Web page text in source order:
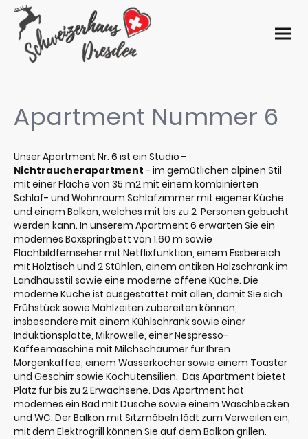
Apartment Nummer 6
Unser Apartment Nr. 6 ist ein Studio -
Nichtraucherapartment - im gemütlichen alpinen Stil
mit einer Fläche von 35 m2 mit einem kombinierten
Schlaf- und Wohnraum Schlafzimmer mit eigener Küche
und einem Balkon, welches mit bis zu 2 Personen gebucht
werden kann. In unserem Apartment 6 erwarten Sie ein
modernes Boxspringbett von 1.60 m sowie
Flachbildfernseher mit Netflixfunktion, einem Essbereich
mit Holztisch und 2 Stühlen, einem antiken Holzschrank im
Landhausstil sowie eine moderne offene Küche. Die
moderne Küche ist ausgestattet mit allen, damit Sie sich
Frühstück sowie Mahlzeiten zubereiten können,
insbesondere mit einem Kühlschrank sowie einer
Induktionsplatte, Mikrowelle, einer Nespresso-
Kaffeemaschine mit Milchschäumer für Ihren
Morgenkaffee, einem Wasserkocher sowie einem Toaster
und Geschirr sowie Kochutensilien. Das Apartment bietet
Platz für bis zu 2 Erwachsene. Das Apartment hat
modernes ein Bad mit Dusche sowie einem Waschbecken
und WC. Der Balkon mit Sitzmöbeln lädt zum Verweilen ein,
mit dem Elektrogrill können Sie auf dem Balkon grillen.